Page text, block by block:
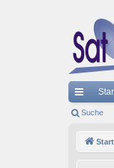
chSuche